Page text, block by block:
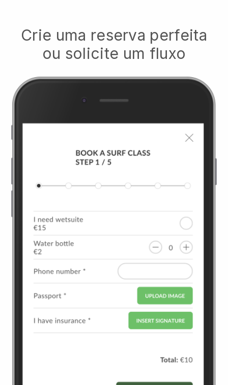
Crie uma reserva perfeita
ou solicite um fluxo